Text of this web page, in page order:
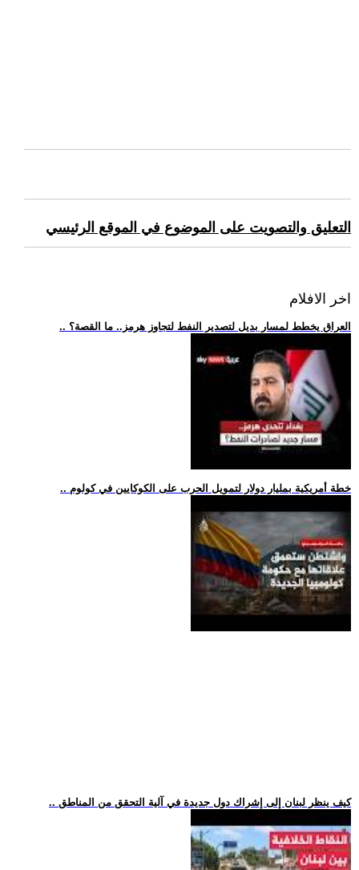
التعليق والتصويت على الموضوع في الموقع الرئيسي
اخر الافلام
.. العراق يخطط لمسار بديل لتصدير النفط لتجاوز هرمز.. ما القصة؟
.. خطة أمريكية بمليار دولار لتمويل الحرب على الكوكايين في كولوم
.. كيف ينظر لبنان إلى إشراك دول جديدة في آلية التحقق من المناطق